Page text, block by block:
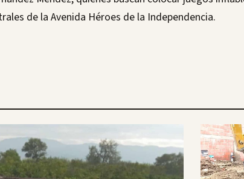
de la Avenida Héroes de la Independencia.